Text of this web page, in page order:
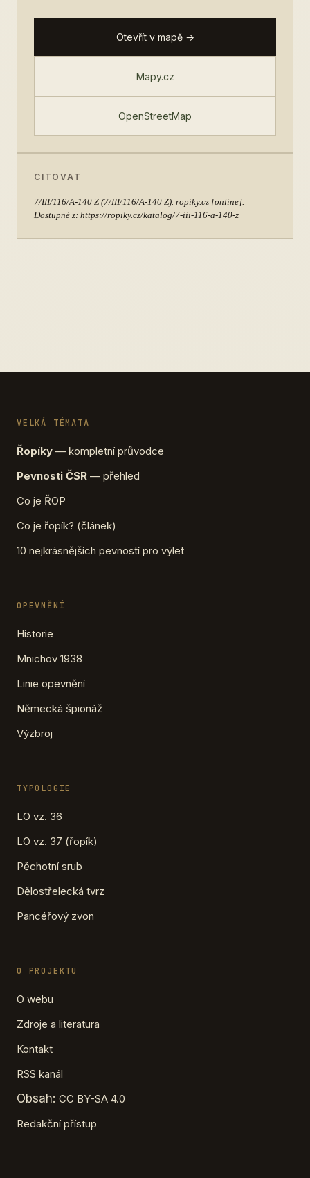
Otevřít v mapě →
Mapy.cz
OpenStreetMap
CITOVAT
7/III/116/A-140 Z(7/III/116/A-140 Z). ropiky.cz [online].
Dostupné z: https://ropiky.cz/katalog/7-iii-116-a-140-z
VELKÁ TÉMATA
Řopíky — kompletní průvodce
Pevnosti ČSR — přehled
Co je ŘOP
Co je řopík? (článek)
10 nejkrásnějších pevností pro výlet
OPEVNĚNÍ
Historie
Mnichov 1938
Linie opevnění
Německá špionáž
Výzbroj
TYPOLOGIE
LO vz. 36
LO vz. 37 (řopík)
Pěchotní srub
Dělostřelecká tvrz
Pancéřový zvon
O PROJEKTU
O webu
Zdroje a literatura
Kontakt
RSS kanál
Obsah: CC BY-SA 4.0
Redakční přístup